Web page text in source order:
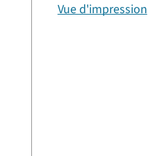
Vue d'impression